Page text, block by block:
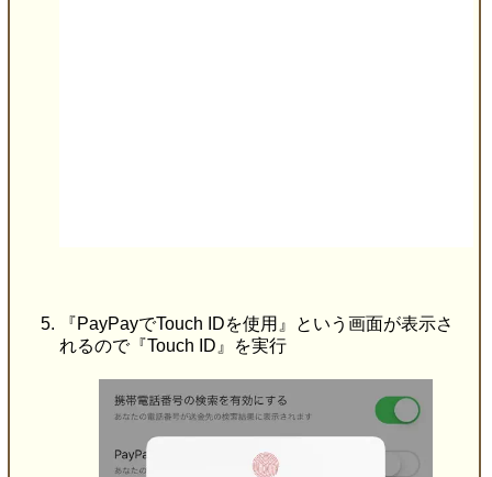
『PayPayでTouch IDを使用』という画面が表示さ
れるので『Touch ID』を実行